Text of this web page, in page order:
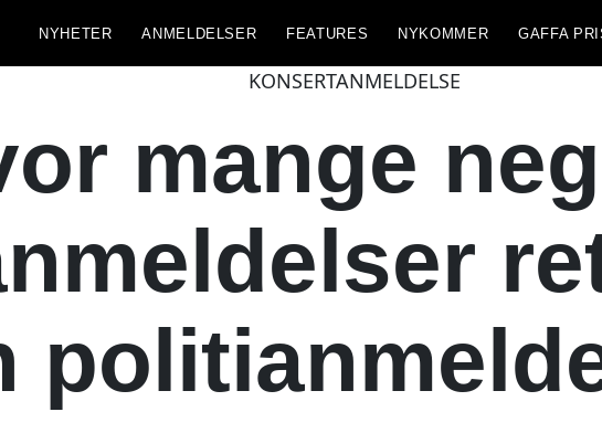
NYHETER ANMELDELSER FEATURES NYKOMMER GAFFA
KONSERTANMELDELSE
mange